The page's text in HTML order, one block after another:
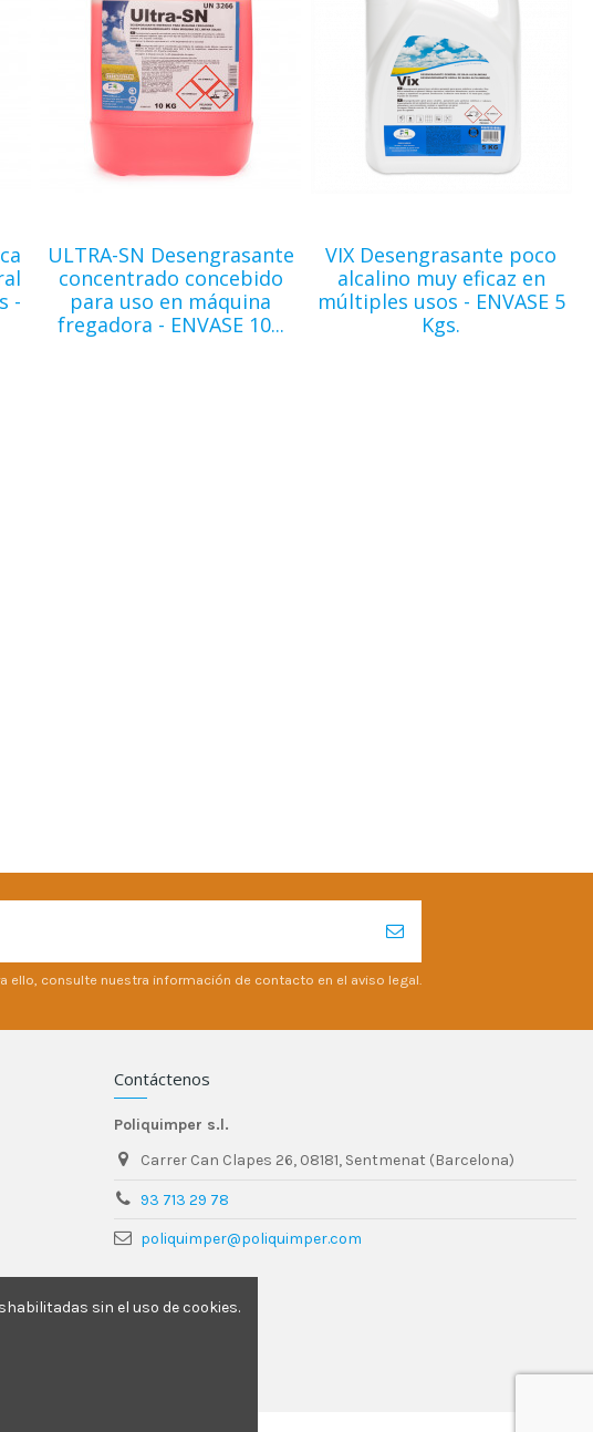
-
ULTRA-SN Desengrasante
concentrado concebido
para uso en máquina
fregadora - ENVASE 10...
VIX Desengrasante poco
alcalino muy eficaz en
múltiples usos - ENVASE 5
Kgs.
ello, consulte nuestra información de contacto en el aviso legal.
Contáctenos
Poliquimper s.l.
Carrer Can Clapes 26, 08181, Sentmenat (Barcelona)
93 713 29 78
poliquimper@poliquimper.com
sin el uso de cookies.